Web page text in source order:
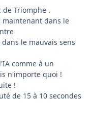
de Triomphe .
maintenant dans le
le mauvais sens
comme à un
n'importe quoi !
!
de 15 à 10 secondes